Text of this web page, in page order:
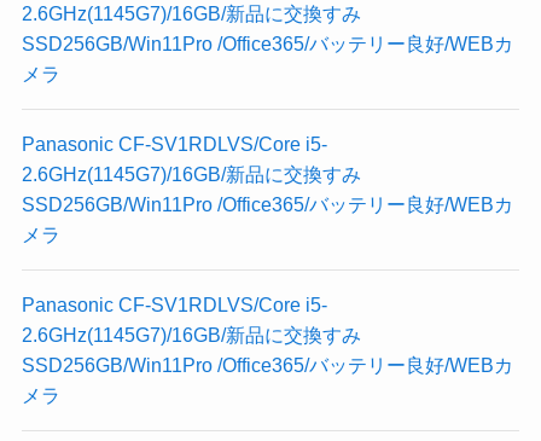
2.6GHz(1145G7)/16GB/新品に交換すみ
SSD256GB/Win11Pro /Office365/バッテリー良好/WEBカ
メラ
Panasonic CF-SV1RDLVS/Core i5-
2.6GHz(1145G7)/16GB/新品に交換すみ
SSD256GB/Win11Pro /Office365/バッテリー良好/WEBカ
メラ
Panasonic CF-SV1RDLVS/Core i5-
2.6GHz(1145G7)/16GB/新品に交換すみ
SSD256GB/Win11Pro /Office365/バッテリー良好/WEBカ
メラ